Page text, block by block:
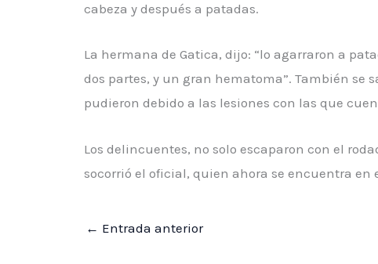
cabeza y después a patadas.
La hermana de Gatica, dijo: “lo agarraron a
dos partes, y un gran hematoma”. También se
pudieron debido a las lesiones con las que
Los delincuentes, no solo escaparon con el
socorrió el oficial, quien ahora se encuentra en
← Entrada anterior